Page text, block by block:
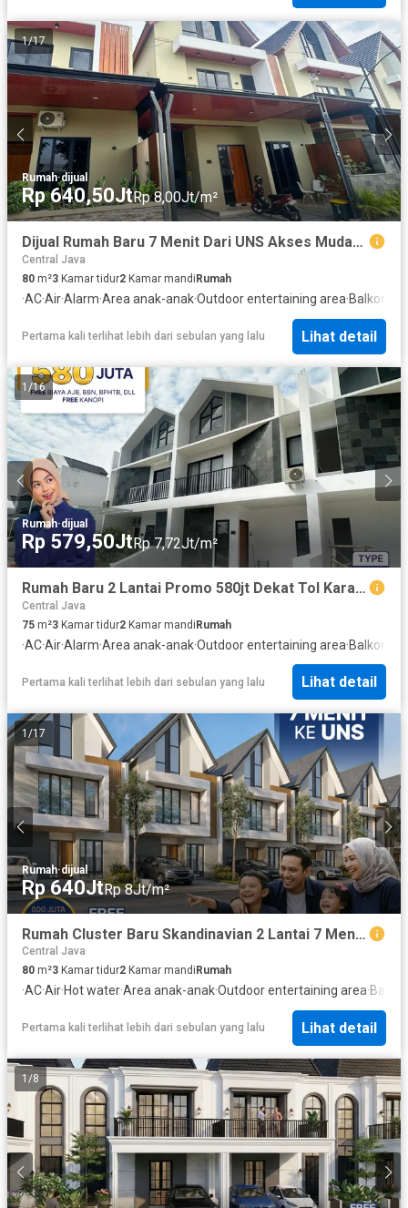
1/17
Rumah·dijual
Rp 640,50JtRp 8,00Jt/m²
Dijual Rumah Baru 7 Menit Dari UNS Akses Mudah Free Sampai SHM
Central Java
80 m²3 Kamar tidur2 Kamar mandi Rumah
·AC·Air·Alarm·Area anak-anak·Outdoor entertaining area·Balkon
Pertama kali terlihat lebih dari sebulan yang lalu Lihat detail
1 /16
Rumah·dijual
Rp 579,50JtRp 7,72Jt/m²
Rumah Baru 2 Lantai Promo 580jt Dekat Tol Karanganyar Free Sampai SHM
Central Java
75 m²3 Kamar tidur2 Kamar mandiRumah
·AC·Air·Alarm·Area anak-anak·Outdoor entertaining area·Balkon
Pertama kali terlihat lebih dari sebulan yang lalu Lihat detail
1 /17
Rumah·dijual
Rp 640JtRp 8Jt/m²
Rumah Cluster Baru Skandinavian 2 Lantai 7 Menit ke UNS Cashback Puluhan Juta
Central Java
80 m²3 Kamar tidur2 Kamar mandi Rumah
·AC·Air·Hot water·Area anak-anak·Outdoor entertaining area·Balkon
Pertama kali terlihat lebih dari sebulan yang lalu Lihat detail
1 /8